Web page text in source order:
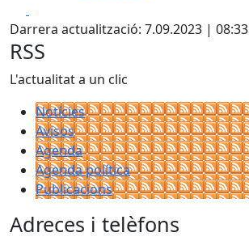
Darrera actualització: 7.09.2023 | 08:33
RSS
L'actualitat a un clic
Notícies
Avisos
Agenda
Agenda política
Publicacions
Adreces i telèfons